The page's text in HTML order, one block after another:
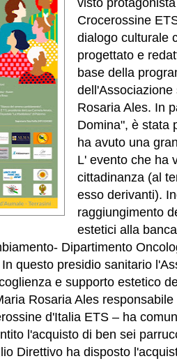
Crocerossine
dialogo culturale
progettato e
base della
Rosaria Ales. In
Domina", è stata
ha avuto una
L' evento che ha
cittadinanza (al
esso derivanti).
raggiungimento
estetici alla
Dipartimento
questo presidio sanitario
e supporto estetico
Rosaria Ales
d'Italia ETS – ha
l'acquisto di ben sei
Direttivo ha disposto